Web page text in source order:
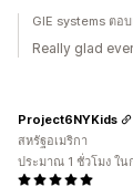
GIE systems ตอ
Really glad
Project6NYKids
สหรัฐอเมริกา
ประมาณ 1 ชั่วโมง ใน